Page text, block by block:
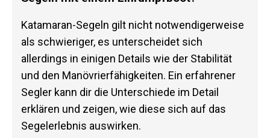
Katamaran-Segeln gilt nicht notwendigerweise
als schwieriger, es unterscheidet sich
allerdings in einigen Details wie der Stabilität
und den Manövrierfähigkeiten. Ein erfahrener
Segler kann dir die Unterschiede im Detail
erklären und zeigen, wie diese sich auf das
Segelerlebnis auswirken.